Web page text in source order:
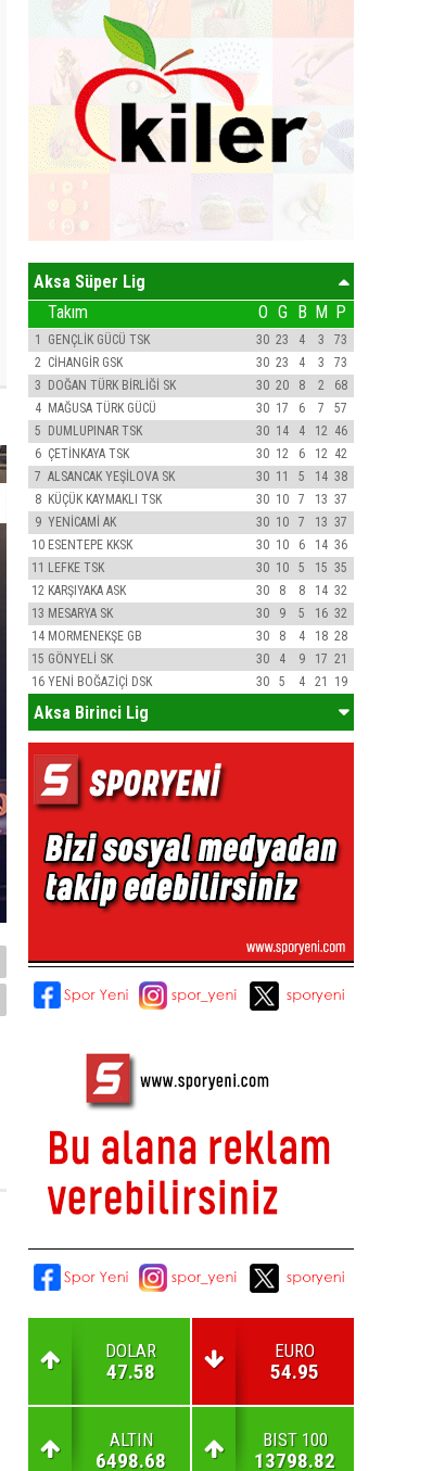
Aksa Süper Lig
Takım O G B M P
1 GENÇLİK GÜCÜ TSK 30 23 4 3
73
2 CİHANGİR GSK 30 23 4 3
73
3 DOĞAN TÜRK BİRLİĞİ SK 30 20 8 2
68
4 MAĞUSA TÜRK GÜCÜ 30 17 6 7
57
5 DUMLUPINAR TSK 30 14 4 12 46
6 ÇETİNKAYA TSK 30 12 6 12 42
7 ALSANCAK YEŞİLOVA SK 30 11 5 14 38
8 KÜÇÜK KAYMAKLI TSK 30 10 7 13 37
9 YENİCAMİ AK 30 10 7 13 37
10 ESENTEPE KKSK 30 10 6 14 36
11 LEFKE TSK 30 10 5 15 35
12 KARŞIYAKA ASK 30 8 8 14 32
13 MESARYA SK 30 9 5 16 32
14 MORMENEKŞE GB 30 8 4 18 28
15 GÖNYELİ SK 30 4 9 17 21
16 YENİ BOĞAZİÇİ DSK 30 5 4 21 19
Aksa Birinci Lig
DOLAR
47.58
EURO
54.95
ALTIN
6498.68
BIST 100
13798.82